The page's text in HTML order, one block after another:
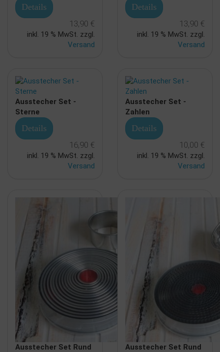
Details
13,90 €
inkl. 19 % MwSt. zzgl.
Versand
Details
13,90 €
inkl. 19 % MwSt. zzgl.
Versand
Ausstecher Set -
Sterne
Details
16,90 €
inkl. 19 % MwSt. zzgl.
Versand
Ausstecher Set -
Zahlen
Details
10,00 €
inkl. 19 % MwSt. zzgl.
Versand
Ausstecher Set Rund
Ausstecher Set Rund